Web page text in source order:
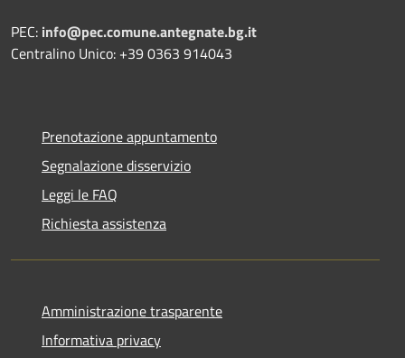
PEC: info@pec.comune.antegnate.bg.it
Centralino Unico: +39 0363 914043
Prenotazione appuntamento
Segnalazione disservizio
Leggi le FAQ
Richiesta assistenza
Amministrazione trasparente
Informativa privacy